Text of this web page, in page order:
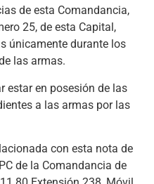
de esta Comandancia,
25, de esta Capital,
únicamente durante los
las armas.
estar en posesión de las
a las armas por las
con esta nota de
de la Comandancia de